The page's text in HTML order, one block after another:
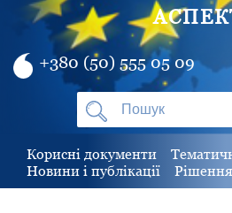
+380 (50) 555 05 09
Корисні документи
Новини і публікації
Рішення